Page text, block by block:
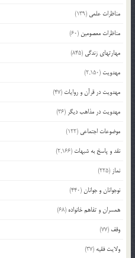
مناظرات علمی (139)
مناظرات معصومین (60)
مهارتهای زندگی (845)
مهدویت (2,150)
مهدویت در قرآن و روایات (47)
مهدویت در مذاهب دیگر (36)
موضوعات اجتماعی (122)
نقد و پاسخ به شبهات (2,166)
نماز (225)
نوجوانان و جوانان(440)
همسران و تفاهم خانواده (68)
وقف (77)
ولایت فقیه (37)